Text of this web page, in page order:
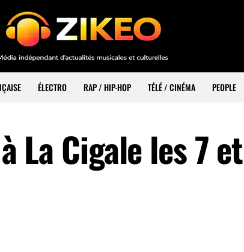
ÉLECTRO RAP / HIP-HOP TÉLÉ / CINÉMA PEOPLE
La Cigale les 7